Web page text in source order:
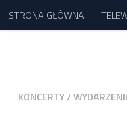
Przejdź do treści
STRONA GŁÓWNA
KONCERTY/